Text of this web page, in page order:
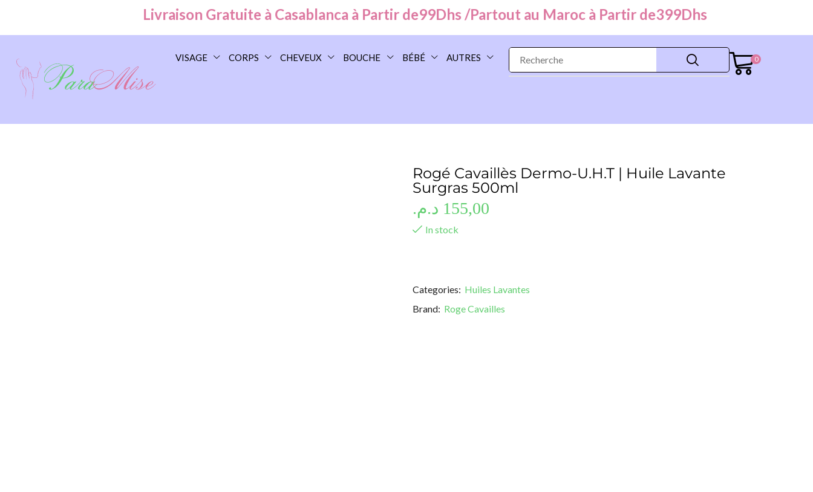
Livraison Gratuite à Casablanca à Partir de99Dhs /Partout au Maroc à Partir de399Dhs
VISAGE CORPS CHEVEUX BOUCHE BÉBÉ AUTRES 0
Rogé Cavaillès Dermo-U.H.T | Huile Lavante
Surgras 500ml
155,00 د.م.
In stock
Categories: Huiles Lavantes
Brand: Roge Cavailles